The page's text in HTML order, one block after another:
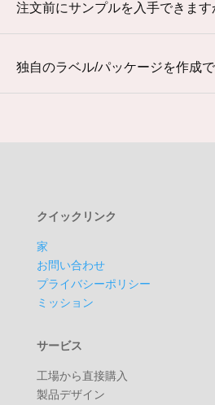
注文前にサンプルを入手できます
独自のラベル/パッケージを作成
クイックリンク
家
お問い合わせ
プライバシーポリシー
ミッション
サービス
工場から直接購入
製品デザイン